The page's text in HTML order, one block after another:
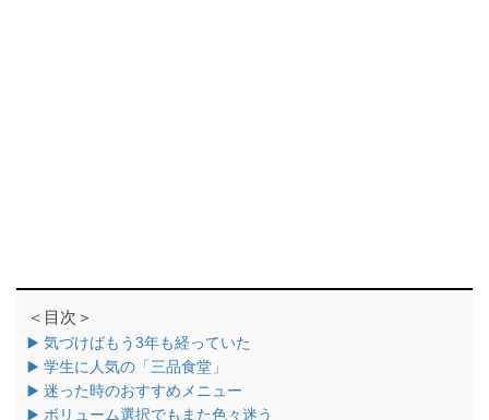
＜目次＞
▶️ 気づけばもう3年も経っていた
▶️ 学生に人気の「三品食堂」
▶️ 迷った時のおすすめメニュー
▶️ ボリューム選択でもまた色々迷う